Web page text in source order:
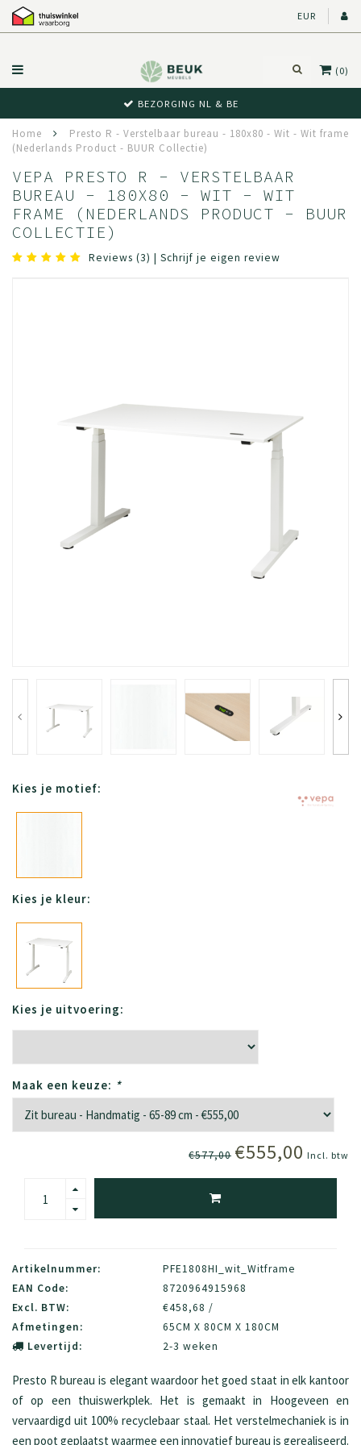
EUR
(0)
BEWUST RETOUR
Home
Presto R - Verstelbaar bureau - 180x80 - Wit - Wit frame
(Nederlands Product - BUUR Collectie)
VEPA PRESTO R - VERSTELBAAR
BUREAU - 180X80 - WIT - WIT
FRAME (NEDERLANDS PRODUCT - BUUR
COLLECTIE)
Reviews (3) | Schrijf je eigen review
Kies je motief:
Kies je kleur:
Kies je uitvoering:
Maak een keuze: *
€577,00 €555,00 Incl. btw
Artikelnummer:
PFE1808HI_wit_Witframe
EAN Code:
8720964915968
Excl. BTW:
€458,68 /
Afmetingen:
65CM X 80CM X 180CM
Levertijd:
2-3 weken
Presto R bureau is elegant waardoor het goed staat in elk kantoor
of op een thuiswerkplek. Het is gemaakt in Hoogeveen en
vervaardigd uit 100% recyclebaar staal. Het verstelmechaniek is in
een poot geplaatst waarmee een innovatief bureau is gerealiseerd.